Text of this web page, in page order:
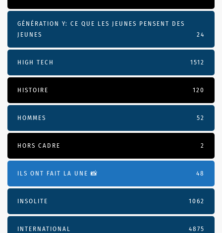
GÉNÉRATION Y: CE QUE LES JEUNES PENSENT DES
JEUNES
24
HIGH TECH 1512
HISTOIRE 120
HOMMES 52
HORS CADRE 2
ILS ONT FAIT LA UNE 📸 48
INSOLITE 1062
INTERNATIONAL 4875